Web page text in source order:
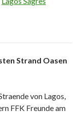
Strand Oasen
von Lagos,
FFK Freunde am